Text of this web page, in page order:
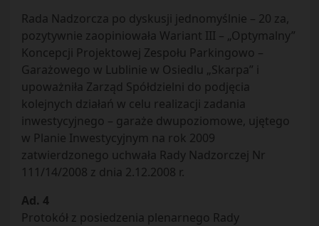
Rada Nadzorcza po dyskusji jednomyślnie – 20 za,
pozytywnie zaopiniowała Wariant III – „Optymalny”
Koncepcji Projektowej Zespołu Parkingowo –
Garażowego w Lublinie w Osiedlu „Skarpa” i
upoważniła Zarząd Spółdzielni do podjęcia
kolejnych działań w celu realizacji zadania
inwestycyjnego – garaże dwupoziomowe, ujętego
w Planie Inwestycyjnym na rok 2009
zatwierdzonego uchwała Rady Nadzorczej Nr
111/14/2008 z dnia 2.12.2008 r.
Ad. 4
Protokół z posiedzenia plenarnego Rady